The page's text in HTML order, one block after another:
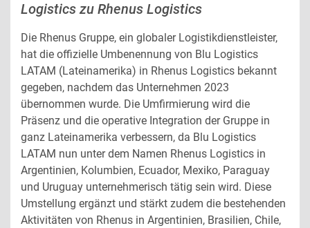
Special transport
Rail transport
Sea and air transport
Industries
Additional services
Customs handling
Corporate policy
Sustainability
Logistics zu Rhenus Logistics
Die Rhenus Gruppe, ein globaler Logistikdienstleister,
hat die offizielle Umbenennung von Blu Logistics
LATAM (Lateinamerika) in Rhenus Logistics bekannt
gegeben, nachdem das Unternehmen 2023
übernommen wurde. Die Umfirmierung wird die
Präsenz und die operative Integration der Gruppe in
ganz Lateinamerika verbessern, da Blu Logistics
LATAM nun unter dem Namen Rhenus Logistics in
Argentinien, Kolumbien, Ecuador, Mexiko, Paraguay
und Uruguay unternehmerisch tätig sein wird. Diese
Umstellung ergänzt und stärkt zudem die bestehenden
Aktivitäten von Rhenus in Argentinien, Brasilien, Chile,